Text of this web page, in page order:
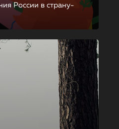
России в страну-